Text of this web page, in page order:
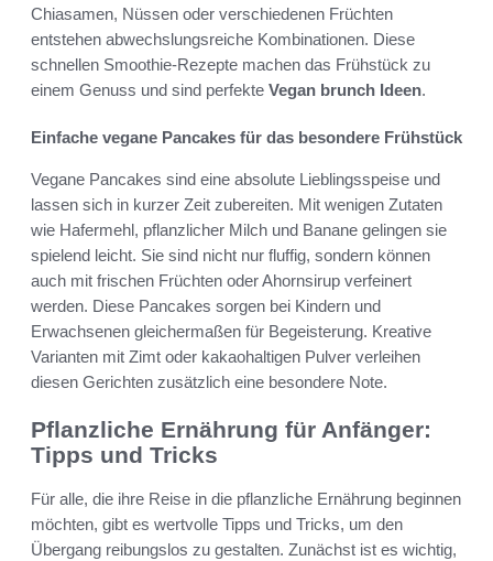
Chiasamen, Nüssen oder verschiedenen Früchten
entstehen abwechslungsreiche Kombinationen. Diese
schnellen Smoothie-Rezepte machen das Frühstück zu
einem Genuss und sind perfekte Vegan brunch Ideen.
Einfache vegane Pancakes für das besondere Frühstück
Vegane Pancakes sind eine absolute Lieblingsspeise und
lassen sich in kurzer Zeit zubereiten. Mit wenigen Zutaten
wie Hafermehl, pflanzlicher Milch und Banane gelingen sie
spielend leicht. Sie sind nicht nur fluffig, sondern können
auch mit frischen Früchten oder Ahornsirup verfeinert
werden. Diese Pancakes sorgen bei Kindern und
Erwachsenen gleichermaßen für Begeisterung. Kreative
Varianten mit Zimt oder kakaohaltigen Pulver verleihen
diesen Gerichten zusätzlich eine besondere Note.
Pflanzliche Ernährung für Anfänger:
Tipps und Tricks
Für alle, die ihre Reise in die pflanzliche Ernährung beginnen
möchten, gibt es wertvolle Tipps und Tricks, um den
Übergang reibungslos zu gestalten. Zunächst ist es wichtig,